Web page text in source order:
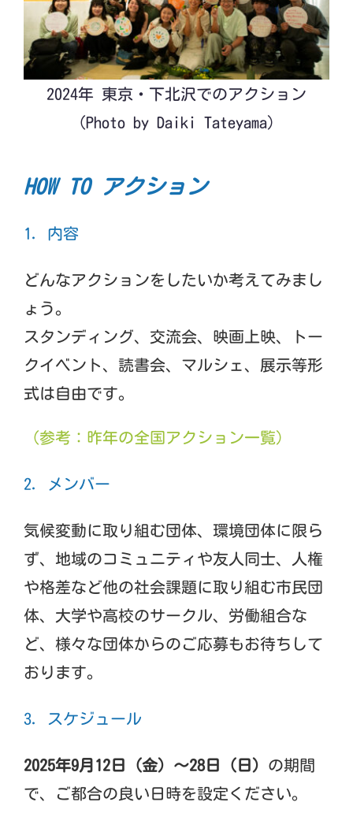
2024年 東京・下北沢でのアクション
（Photo by Daiki Tateyama）
HOW TO アクション
1. 内容
どんなアクションをしたいか考えてみまし
ょう。
スタンディング、交流会、映画上映、トー
クイベント、読書会、マルシェ、展示等形
式は自由です。
（参考：昨年の全国アクション一覧）
2. メンバー
気候変動に取り組む団体、環境団体に限ら
ず、地域のコミュニティや友人同士、人権
や格差など他の社会課題に取り組む市民団
体、大学や高校のサークル、労働組合な
ど、様々な団体からのご応募もお待ちして
おります。
3. スケジュール
2025年9月12日（金）〜28日（日） の期間
で、ご都合の良い日時を設定ください。